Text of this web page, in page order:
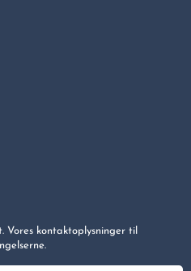
Vores kontaktoplysninger til